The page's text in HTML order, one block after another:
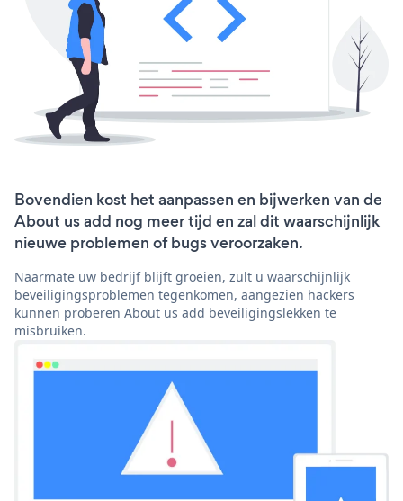
Bovendien kost het aanpassen en bijwerken van de
About us add nog meer tijd en zal dit waarschijnlijk
nieuwe problemen of bugs veroorzaken.
Naarmate uw bedrijf blijft groeien, zult u waarschijnlijk
beveiligingsproblemen tegenkomen, aangezien hackers
kunnen proberen About us add beveiligingslekken te
misbruiken.